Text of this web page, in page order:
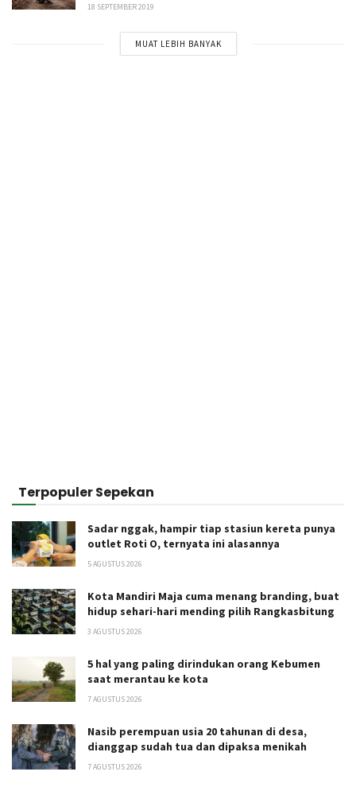
18 SEPTEMBER 2019
MUAT LEBIH BANYAK
Terpopuler Sepekan
Sadar nggak, hampir tiap stasiun kereta punya
outlet Roti O, ternyata ini alasannya
5 AGUSTUS 2026
Kota Mandiri Maja cuma menang branding, buat
hidup sehari-hari mending pilih Rangkasbitung
3 AGUSTUS 2026
5 hal yang paling dirindukan orang Kebumen
saat merantau ke kota
7 AGUSTUS 2026
Nasib perempuan usia 20 tahunan di desa,
dianggap sudah tua dan dipaksa menikah
7 AGUSTUS 2026